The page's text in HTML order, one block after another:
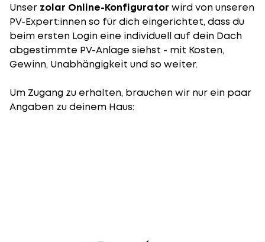
Unser zolar Online-Konfigurator wird von unseren
PV-Expert:innen so für dich eingerichtet, dass du
beim ersten Login eine individuell auf dein Dach
abgestimmte PV-Anlage siehst - mit Kosten,
Gewinn, Unabhängigkeit und so weiter.
Um Zugang zu erhalten, brauchen wir nur ein paar
Angaben zu deinem Haus: